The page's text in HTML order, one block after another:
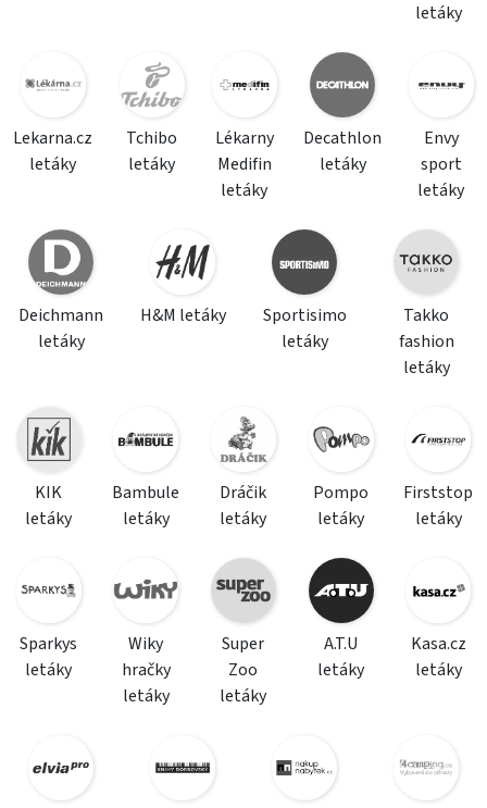
letáky
Lekarna.cz
letáky
Tchibo
letáky
Lékarny
Medifin
letáky
Decathlon
letáky
Envy
sport
letáky
Deichmann
letáky
H&M letáky
Sportisimo
letáky
Takko
fashion
letáky
KIK
letáky
Bambule
letáky
Dráčik
letáky
Pompo
letáky
Firststop
letáky
Sparkys
letáky
Wiky
hračky
letáky
Super
Zoo
letáky
A.T.U
letáky
Kasa.cz
letáky